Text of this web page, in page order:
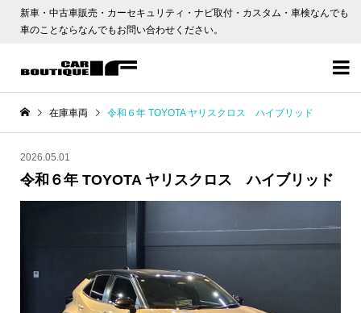
新車・中古車販売・カーセキュリティ・ナビ取付・カスタム・車検なんでも
車のことならなんでもお問い合わせください。

在庫車両 令和６年 TOYOTA ヤリスクロス ハイブリッド
2026.05.01
令和６年 TOYOTA ヤリスクロス ハイブリッド